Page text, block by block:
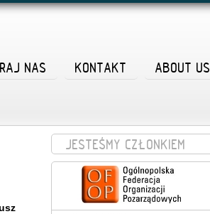
ABOUT US
KONTAKT
NAS
JESTEŚMY CZŁONKIEM